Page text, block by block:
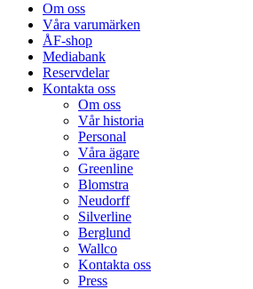
Om oss
Våra varumärken
ÅF-shop
Mediabank
Reservdelar
Kontakta oss
Om oss
Vår historia
Personal
Våra ägare
Greenline
Blomstra
Neudorff
Silverline
Berglund
Wallco
Kontakta oss
Press